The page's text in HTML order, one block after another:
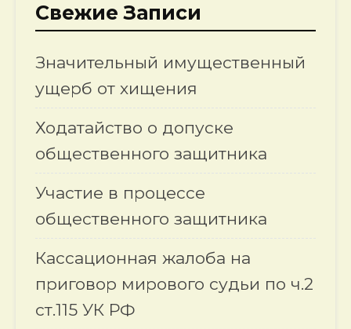
Свежие Записи
Значительный имущественный
ущерб от хищения
Ходатайство о допуске
общественного защитника
Участие в процессе
общественного защитника
Кассационная жалоба на
приговор мирового судьи по ч.2
ст.115 УК РФ